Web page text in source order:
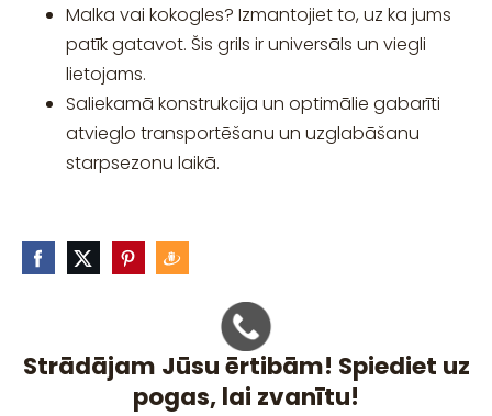
Strādājam Jūsu ērtibām! Spiediet uz
pogas, lai zvanītu!
Malka vai kokogles? Izmantojiet to, uz ka jums
patīk gatavot. Šis grils ir universāls un viegli
lietojams.
Saliekamā konstrukcija un optimālie gabarīti
atvieglo transportēšanu un uzglabāšanu
starpsezonu laikā.